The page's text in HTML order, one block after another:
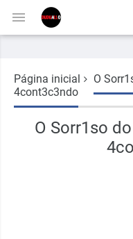
Página inicial
O
4cont3c3ndo
O Sorr1so